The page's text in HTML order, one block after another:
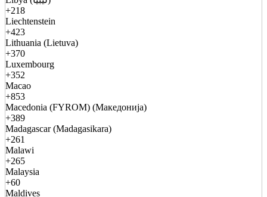
+218
Liechtenstein
+423
Lithuania (Lietuva)
+370
Luxembourg
+352
Macao
+853
Macedonia (FYROM) (Македонија)
+389
Madagascar (Madagasikara)
+261
Malawi
+265
Malaysia
+60
Maldives